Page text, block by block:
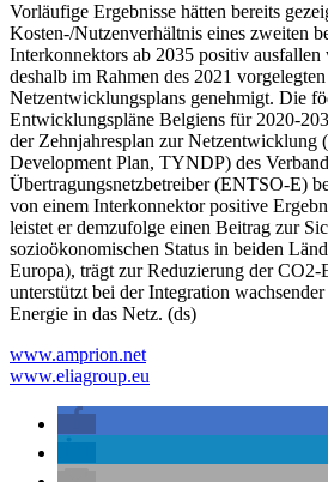
Vorläufige Ergebnisse hätten bereits
Kosten-/Nutzenverhältnis eines zweiten
Interkonnektors ab 2035 positiv
deshalb im Rahmen des 2021 vorgelegten
Netzentwicklungsplans genehmigt. Die
Entwicklungspläne Belgiens für 2020-
der Zehnjahresplan zur Netzentwicklung
Development Plan, TYNDP) des
Übertragungsnetzbetreiber (ENTSO-E)
von einem Interkonnektor positive
leistet er demzufolge einen Beitrag zur
sozioökonomischen Status in beiden
Europa), trägt zur Reduzierung der CO2-
unterstützt bei der Integration
Energie in das Netz. (ds)
www.amprion.net
www.eliagroup.eu